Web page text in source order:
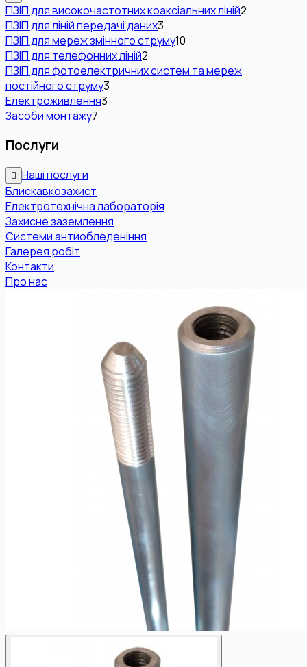
ПЗІП для високочастотних коаксіальних ліній2
ПЗІП для ліній передачі даних3
ПЗІП для мереж змінного струму10
ПЗІП для телефонних ліній2
ПЗІП для фотоелектричних систем та мереж
постійного струму3
Електроживлення3
Засоби монтажу7
Послуги
Наші послуги
Блискавкозахист
Електротехнічна лабораторія
Захисне заземлення
Системи антиобледеніння
Галерея робіт
Контакти
Про нас